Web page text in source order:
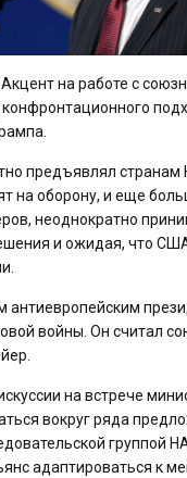
на работе с
конфронтационного
предъявлял странам
на оборону, и еще
неоднократно
и ожидая, что
войны. Он считал
на встрече
вокруг ряда
группой
адаптироваться к